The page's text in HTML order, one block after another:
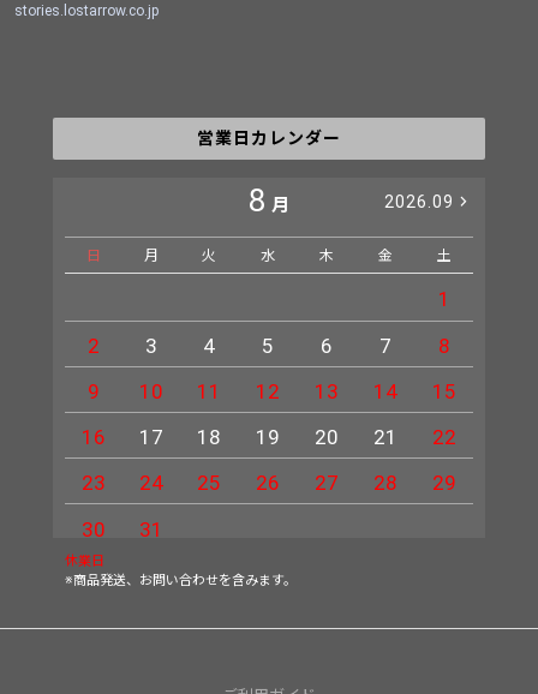
stories.lostarrow.co.jp
営業日カレンダー
8 月 2026.09
日 月 火 水 木 金 土
1
2
3 4 5 6 7
8
9
10 11 12 13 14
15
16
17 18 19 20 21
22
23
24 25 26 27 28
29
30
31
休業日
※商品発送、お問い合わせを含みます。